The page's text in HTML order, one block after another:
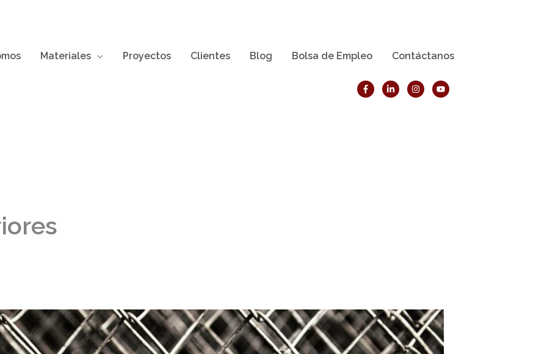
Materiales Proyectos Clientes Blog Bolsa de Empleo Contáctanos